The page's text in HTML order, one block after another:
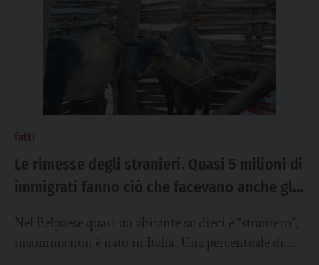
fatti
Le rimesse degli stranieri. Quasi 5 milioni di
immigrati fanno ciò che facevano anche gli
sostegno delle loro famiglie
Nel Belpaese quasi un abitante su dieci è “straniero”,
insomma non è nato in Italia. Una percentuale di